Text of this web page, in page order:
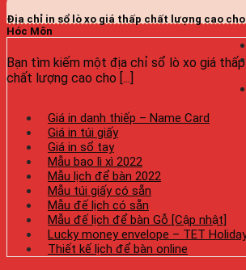
Địa chỉ in sổ lò xo giá thấp chất lượng cao cho
Hóc Môn
Bạn tìm kiếm một địa chỉ sổ lò xo giá thấp
chất lượng cao cho [...]
Giá in danh thiếp – Name Card
Giá in túi giấy
Giá in sổ tay
Mẫu bao lì xì 2022
Mẫu lịch để bàn 2022
Mẫu túi giấy có sẵn
Mẫu đế lịch có sẵn
Mẫu đế lịch để bàn Gỗ [Cập nhật]
Lucky money envelope – TET
Thiết kế lịch để bàn online